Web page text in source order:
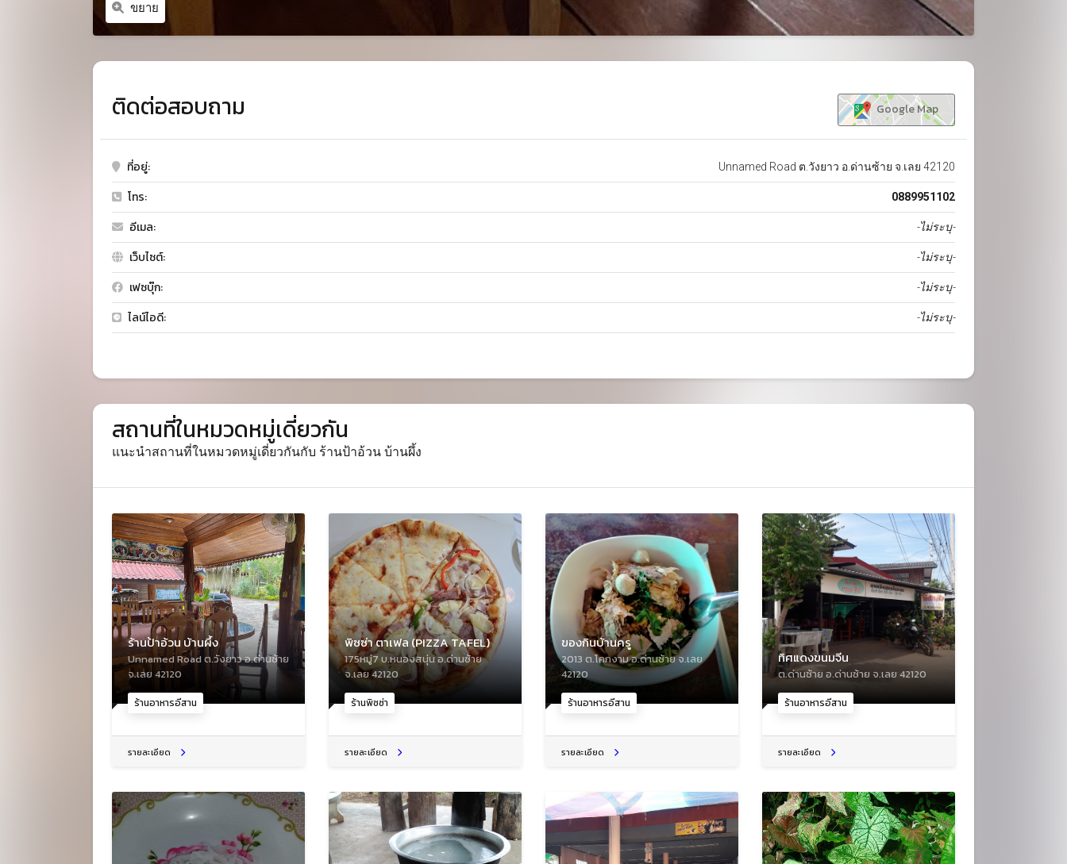
ขยาย
ติดต่อสอบถาม Google Map
ที่อยู่: Unnamed Road ต.วังยาว อ.ด่านซ้าย จ.เลย 42120
โทร: 0889951102
อีเมล: -ไม่ระบุ-
เว็บไซต์: -ไม่ระบุ-
เฟซบุ๊ก: -ไม่ระบุ-
ไลน์ไอดี: -ไม่ระบุ-
สถานที่ในหมวดหมู่เดี่ยวกัน
แนะนำสถานที่ในหมวดหมู่เดี่ยวกันกับ ร้านป้าอ้วน บ้านผึ้ง
ร้านอาหารอีสาน
ร้านป้าอ้วน บ้านผึ้ง
Unnamed Road ต.วังยาว อ.ด่านซ้าย
จ.เลย 42120
รายละเอียด
ร้านพิซซ่า
พิซซ่า ตาเฟล (PIZZA TAFEL)
175หมู่7 บ.หนองสนุ่น อ.ด่านซ้าย
จ.เลย 42120
รายละเอียด
ร้านอาหารอีสาน
ของกินบ้านครู
2013 ต.โคกงาม อ.ด่านซ้าย จ.เลย
42120
รายละเอียด
ร้านอาหารอีสาน
ทิศแดงขนมจีน
ต.ด่านซ้าย อ.ด่านซ้าย จ.เลย 42120
รายละเอียด